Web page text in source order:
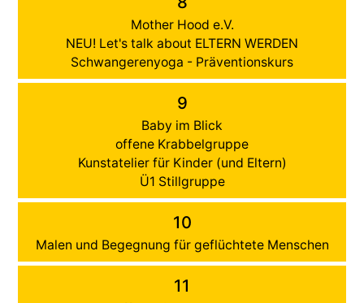
Mother Hood e.V.
NEU! Let's talk about ELTERN WERDEN
Schwangerenyoga - Präventionskurs
9
Baby im Blick
offene Krabbelgruppe
Kunstatelier für Kinder (und Eltern)
Ü1 Stillgruppe
10
Malen und Begegnung für geflüchtete Menschen
11